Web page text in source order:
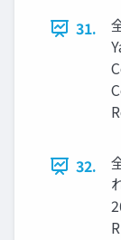
31.
32.